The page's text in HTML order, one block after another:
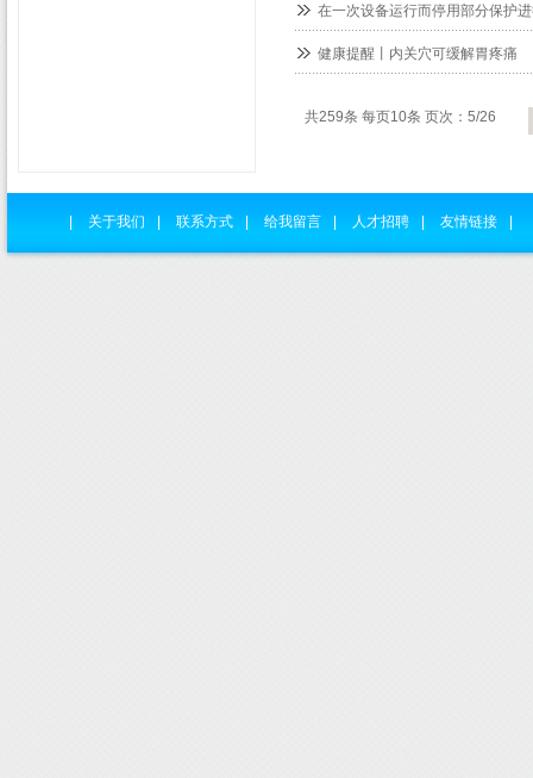
在一次设备运行而停用部分保护
健康提醒丨内关穴可缓解胃疼痛
共259条 每页10条 页次：5/26
关于我们 联系方式 给我留言 人才招聘 友情链接